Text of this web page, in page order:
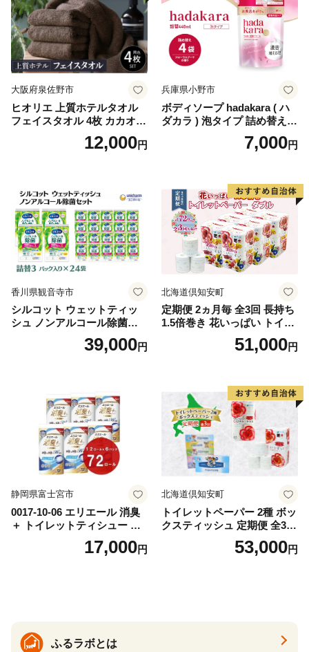
ペーパー ダブル といれっと
ぺーぱー トイレ クレシア ト
イレットペーパー [BDBH002
-1]
大阪府泉佐野市
ヒオリエ 上質ホテルタオル
フェイスタオル 4枚 カカオ
【タオル 泉州タオル 吸水 普
段使い 無地 シンプル 日用品
12,000円
兵庫県小野市
ボディソープ hadakara ( ハ
ダカラ ) 泡タイプ 詰め替え 4
40ml×4袋 ボディーソープ 泡
ボディソープ 泡 日用品 消耗
泡石鹸 石鹸 兵庫 兵庫県 小野
7,000円
香川県観音寺市
シルコット ウェットティッ
シュ ノンアルコール除菌詰
替（43枚×3P）×24袋 日用品
おもちゃ 拭き取り 手拭き 外
39,000円
北海道倶知安町
定期便 2ヵ月毎 全3回 長持ち
1.5倍巻き 花いっぱい トイレ
ットペーパー ダブル 45ｍ 計
72ロール 全18種 花柄 プリン
ー 消耗品 備蓄 送料無料 北海
道 倶知安町 日用品
51,000円
静岡県富士宮市
0017-10-06 エリエール 消臭
＋ トイレットティシュー し
っかり香るフレッシュクリア
の香り ダブル 12ロール×6パ
17,000円
北海道倶知安町
トイレットペーパー 2種 ボッ
クスティッシュ 定期便 全3
回 日本製 まとめ買い 防災
常備品 日用雑貨 消耗品 生活
53,000円
ふるラボとは